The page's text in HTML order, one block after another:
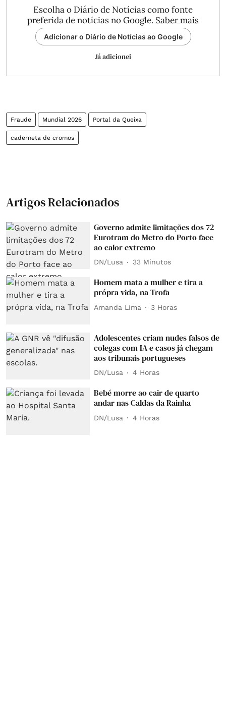
Escolha o Diário de Notícias como fonte
preferida de notícias no Google. Saber mais
Adicionar o Diário de Notícias ao Google
Já adicionei
Fraude Mundial 2026 Portal da Queixa
caderneta de cromos
Artigos Relacionados
Governo admite limitações dos 72
Eurotram do Metro do Porto face
ao calor extremo
DN/Lusa 33 Minutos
Homem mata a mulher e tira a
própra vida, na Trofa
Amanda Lima 3 Horas
Adolescentes criam nudes falsos de
colegas com IA e casos já chegam
aos tribunais portugueses
DN/Lusa 4 Horas
Bebé morre ao cair de quarto
andar nas Caldas da Rainha
DN/Lusa 4 Horas